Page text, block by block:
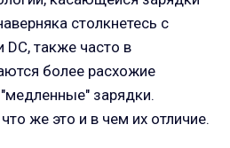
столкнетесь с
также часто в
более расхожие
зарядки.
же это и в чем их отличие.